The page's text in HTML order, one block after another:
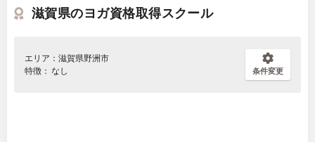
滋賀県のヨガ資格取得スクール
エリア：滋賀県野洲市
特徴： なし
条件変更